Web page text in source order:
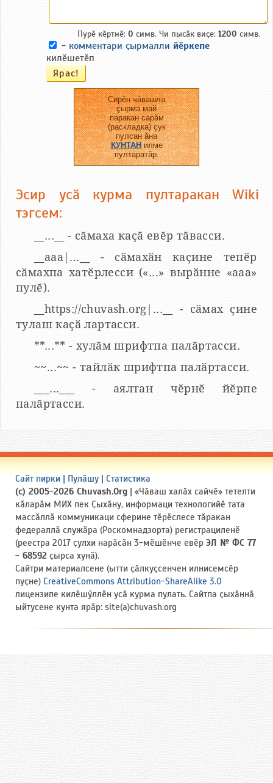
Пурӗ кӗртнӗ: 0 симв. Чи пысӑк виҫе: 1200 симв.
- комментари ҫырмалли йӗркепе
килӗшетӗп
Сирӗн чӑвашла
ҫырма май
паракан сарӑм
(раскладка) ҫук
пулсан ӑна
КУНТАНилме
пултаратӑр.
Эсир усӑ курма пултаракан Wiki
тэгсем:
__...__ - сӑмаха каҫӑ евӗр тӑвасси.
__aaa|...__ - сӑмахӑн каҫине тепӗр
сӑмахпа хатӗрлесси («...» вырӑнне «ааа»
пулӗ).
__https://chuvash.org|...__ - сӑмах ҫине
тулаш каҫӑ лартасси.
**...** - хулӑм шрифтпа палӑртасси.
~~...~~ - тайлӑк шрифтпа палӑртасси.
___...___ - аялтан чӗрнӗ йӗрпе
палӑртасси.
Сайт пирки | Пулӑшу | Статистика
(c) 2005-2026 Chuvash.Org | «Чӑваш халӑх сайчӗ» тетелти
кӑларӑм МИХ пек Ҫыхӑну, информаци технологийӗ тата
массӑллӑ коммуникаци сферине тӗрӗслесе тӑракан
федераллӑ служӑра (Роскомнадзорта) регистрациленӗ
(реестра 2017 ҫулхи нарӑсӑн 3-мӗшӗнче евӗр ЭЛ № ФС 77
- 68592 ҫырса хунӑ).
Сайтри материалсене (ытти ҫӑлкуҫсенчен илнисемсӗр
пуҫне) CreativeCommons Attribution-ShareAlike 3.0
лицензипе килӗшӳллӗн усӑ курма пулать. Сайтпа ҫыхӑннӑ
ыйтусене кунта ярӑр: site(a)chuvash.org